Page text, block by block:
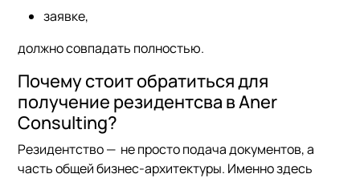
заявке,
должно совпадать полностью.
Почему стоит обратиться для
получение резидентсва в Aner
Consulting?
Резидентство — не просто подача документов, а
часть общей бизнес-архитектуры. Именно здесь